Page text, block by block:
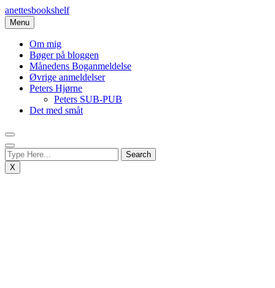
Skip
to
content
anettesbookshelf
Menu
Om mig
Bøger på bloggen
Månedens Boganmeldelse
Øvrige anmeldelser
Peters Hjørne
Peters SUB-PUB
Det med småt
X